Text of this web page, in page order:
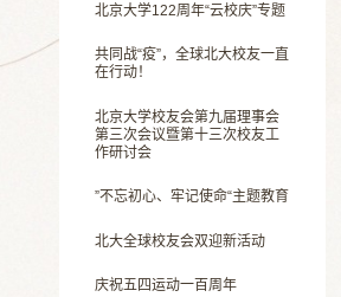
北京大学122周年“云校庆”专题
共同战“疫”，全球北大校友一直
在行动！
北京大学校友会第九届理事会
第三次会议暨第十三次校友工
作研讨会
”不忘初心、牢记使命“主题教育
北大全球校友会双迎新活动
庆祝五四运动一百周年